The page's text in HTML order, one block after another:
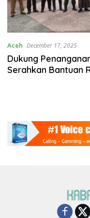
Aceh December 17, 2025
Dukung
Serahkan Bantuan